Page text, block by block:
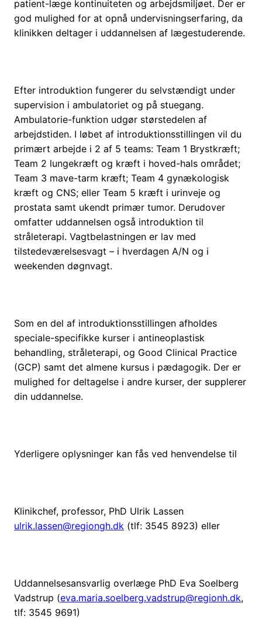
patient-læge kontinuiteten og arbejdsmiljøet. Der er
god mulighed for at opnå undervisningserfaring, da
klinikken deltager i uddannelsen af lægestuderende.
Efter introduktion fungerer du selvstændigt under
supervision i ambulatoriet og på stuegang.
Ambulatorie-funktion udgør størstedelen af
arbejdstiden. I løbet af introduktionsstillingen vil du
primært arbejde i 2 af 5 teams: Team 1 Brystkræft;
Team 2 lungekræft og kræft i hoved-hals området;
Team 3 mave-tarm kræft; Team 4 gynækologisk
kræft og CNS; eller Team 5 kræft i urinveje og
prostata samt ukendt primær tumor. Derudover
omfatter uddannelsen også introduktion til
stråleterapi. Vagtbelastningen er lav med
tilstedeværelsesvagt – i hverdagen A/N og i
weekenden døgnvagt.
Som en del af introduktionsstillingen afholdes
speciale-specifikke kurser i antineoplastisk
behandling, stråleterapi, og Good Clinical Practice
(GCP) samt det almene kursus i pædagogik. Der er
mulighed for deltagelse i andre kurser, der supplerer
din uddannelse.
Yderligere oplysninger kan fås ved henvendelse til
Klinikchef, professor, PhD Ulrik Lassen
ulrik.lassen@regiongh.dk (tlf: 3545 8923) eller
Uddannelsesansvarlig overlæge PhD Eva Soelberg
Vadstrup (eva.maria.soelberg.vadstrup@regionh.dk,
tlf: 3545 9691)